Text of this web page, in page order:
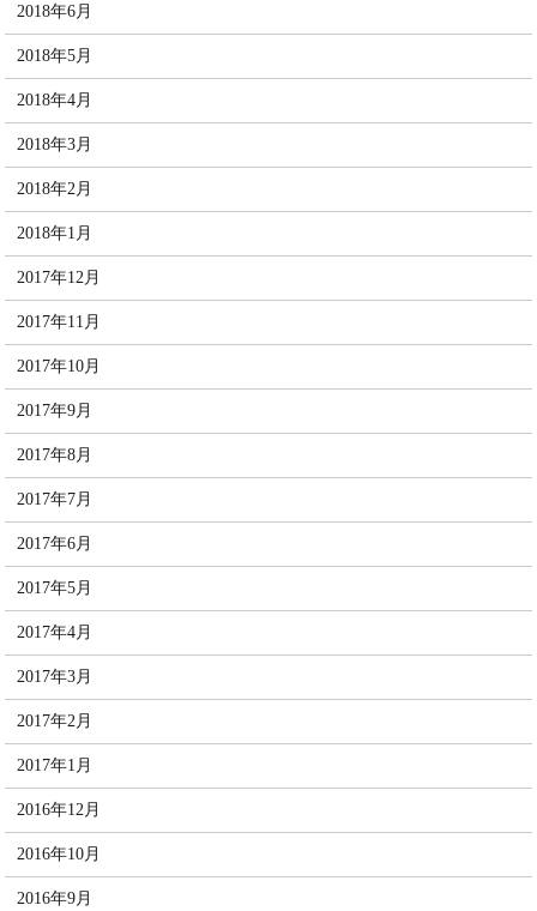
2018年6月
2018年5月
2018年4月
2018年3月
2018年2月
2018年1月
2017年12月
2017年11月
2017年10月
2017年9月
2017年8月
2017年7月
2017年6月
2017年5月
2017年4月
2017年3月
2017年2月
2017年1月
2016年12月
2016年10月
2016年9月